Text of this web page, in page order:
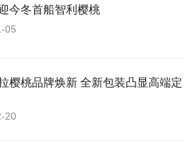
今冬首船智利樱桃
05
樱桃品牌焕新 全新包装凸显高端定
20